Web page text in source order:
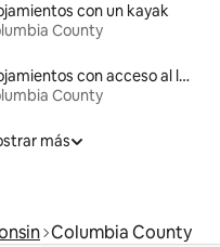
con un kayak
County
Alojamientos con acceso al lago
County
más
Columbia County